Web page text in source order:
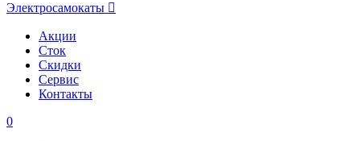
Электросамокаты
Акции
Сток
Скидки
Сервис
Контакты
0